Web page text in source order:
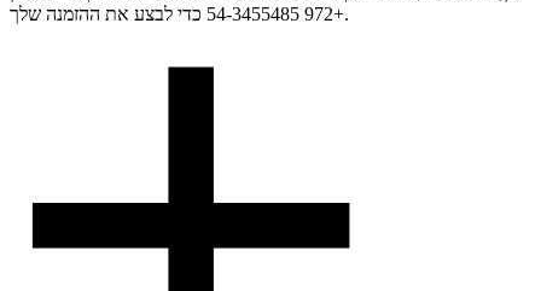
+972 54-3455485 כדי לבצע את ההזמנה שלך.